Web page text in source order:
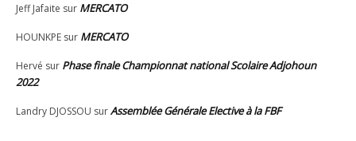
Jeff Jafaite sur MERCATO
HOUNKPE sur MERCATO
Hervé sur Phase finale Championnat national Scolaire Adjohoun
2022
Landry DJOSSOU surAssemblée Générale Elective à la FBF